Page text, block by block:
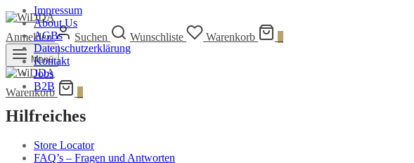
Anmelden Suchen Wunschliste Warenkorb
Menü
Warenkorb
Impressum
About Us
AGBs
Datenschutzerklärung
Kontakt
Jobs
B2B
Hilfreiches
Store Locator
FAQ’s – Fragen und Antworten